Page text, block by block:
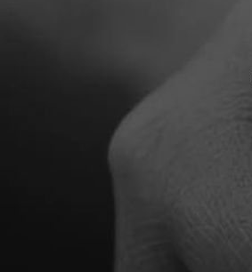
e já sei com quem
capas de livros